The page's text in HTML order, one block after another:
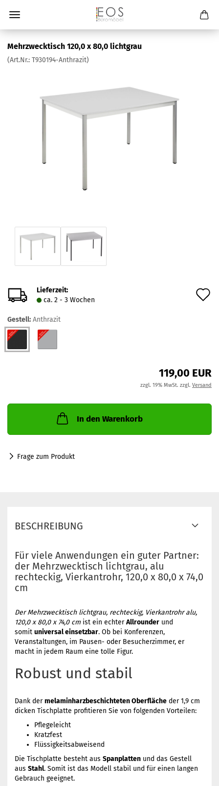
Mehrzwecktisch 120,0 x 80,0 lichtgrau
(Art.Nr.: T930194-Anthrazit)
Lieferzeit:
ca. 2 - 3 Wochen
Gestell: Anthrazit
119,00 EUR
zzgl. 19% MwSt. zzgl. Versand
In den Warenkorb
Frage zum Produkt
BESCHREIBUNG
Für viele Anwendungen ein guter Partner:
der Mehrzwecktisch lichtgrau, alu
rechteckig, Vierkantrohr, 120,0 x 80,0 x 74,0
cm
Der Mehrzwecktisch lichtgrau, rechteckig, Vierkantrohr alu,
120,0 x 80,0 x 74,0 cm ist ein echterAllrounder und
somit universal einsetzbar. Ob bei Konferenzen,
Veranstaltungen, im Pausen- oder Besucherzimmer, er
macht in jedem Raum eine tolle Figur.
Robust und stabil
Dank dermelaminharzbeschichteten Oberfläche der 1,9 cm
dicken Tischplatte profitieren Sie von folgenden Vorteilen:
Pflegeleicht
Kratzfest
Flüssigkeitsabweisend
Die Tischplatte besteht aus Spanplatten und das Gestell
aus Stahl. Somit ist das Modell stabil und für einen langen
Gebrauch geeignet.